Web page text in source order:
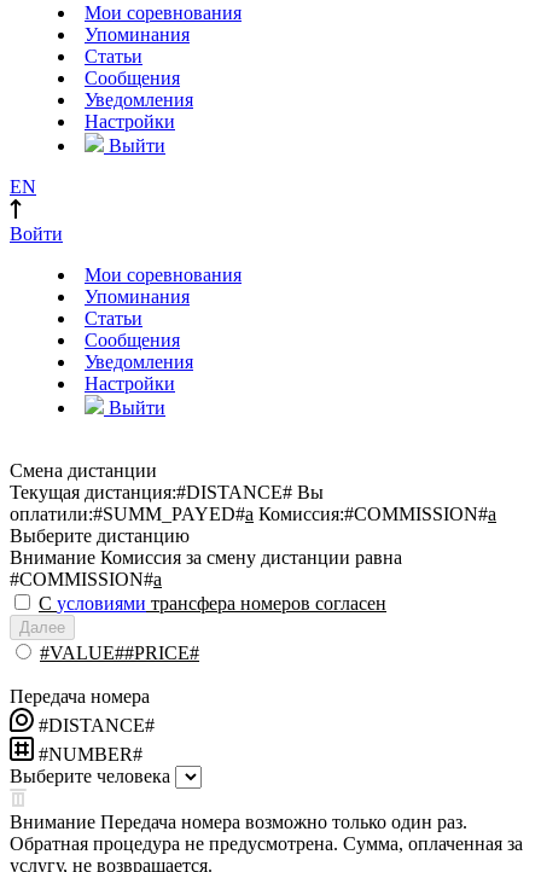
Мои соревнования
Упоминания
Статьи
Сообщения
Уведомления
Настройки
Выйти
EN
Войти
Мои соревнования
Упоминания
Статьи
Сообщения
Уведомления
Настройки
Выйти
Смена дистанции
Текущая дистанция:#DISTANCE# Вы
оплатили:#SUMM_PAYED#a Комиссия:#COMMISSION#a
Выберите дистанцию
Внимание Комиссия за смену дистанции равна
#COMMISSION#a
С условиями трансфера номеров согласен
Далее
#VALUE##PRICE#
Передача номера
#DISTANCE#
#NUMBER#
Выберите человека
Внимание Передача номера возможно только один раз.
Обратная процедура не предусмотрена. Сумма, оплаченная за
услугу, не возвращается.